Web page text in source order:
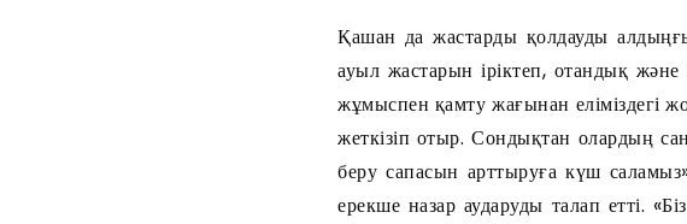
Қашан да жастарды қолдауды
ауыл жастарын іріктеп, отандық
жұмыспен қамту жағынан еліміздегі
жеткізіп отыр. Сондықтан олардың
беру сапасын арттыруға күш
ерекше назар аударуды талап етті.